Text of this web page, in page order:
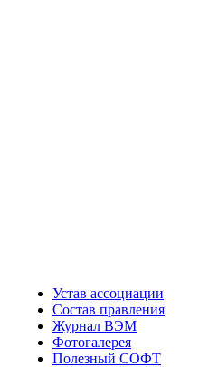
Устав ассоциации
Состав правления
Журнал ВЭМ
Фотогалерея
Полезный СОФТ